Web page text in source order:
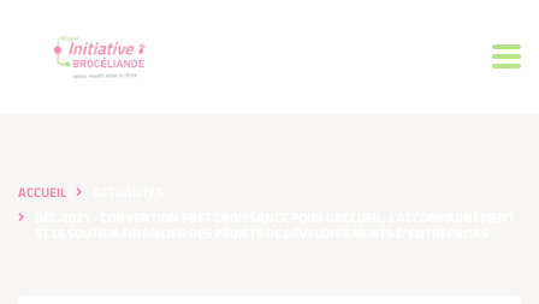
ACCUEIL